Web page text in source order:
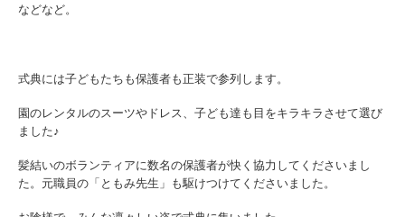
などなど。
式典には子どもたちも保護者も正装で参列します。
園のレンタルのスーツやドレス、子ども達も目をキラキラさせて選び
ました♪
髪結いのボランティアに数名の保護者が快く協力してくださいまし
た。元職員の「ともみ先生」も駆けつけてくださいました。